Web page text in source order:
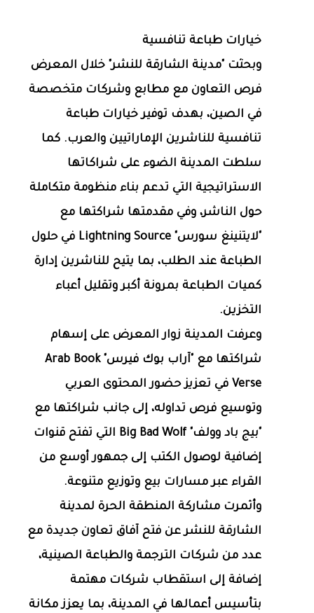
خيارات طباعة تنافسية
وبحثت "مدينة الشارقة للنشر" خلال المعرض
فرص التعاون مع مطابع وشركات متخصصة
في الصين، بهدف توفير خيارات طباعة
تنافسية للناشرين الإماراتيين والعرب. كما
سلطت المدينة الضوء على شراكاتها
الاستراتيجية التي تدعم بناء منظومة متكاملة
حول الناشر، وفي مقدمتها شراكتها مع
"لايتنينغ سورس" Lightning Source في حلول
الطباعة عند الطلب، بما يتيح للناشرين إدارة
كميات الطباعة بمرونة أكبر وتقليل أعباء
التخزين.
وعرفت المدينة زوار المعرض على إسهام
شراكتها مع "آراب بوك فيرس" Arab Book
Verse في تعزيز حضور المحتوى العربي
وتوسيع فرص تداوله، إلى جانب شراكتها مع
"بيج باد وولف" Big Bad Wolf التي تفتح قنوات
إضافية لوصول الكتب إلى جمهور أوسع من
القراء عبر مسارات بيع وتوزيع متنوعة.
وأثمرت مشاركة المنطقة الحرة لمدينة
الشارقة للنشر عن فتح آفاق تعاون جديدة مع
عدد من شركات الترجمة والطباعة الصينية،
إضافة إلى استقطاب شركات مهتمة
بتأسيس أعمالها في المدينة، بما يعزز مكانة